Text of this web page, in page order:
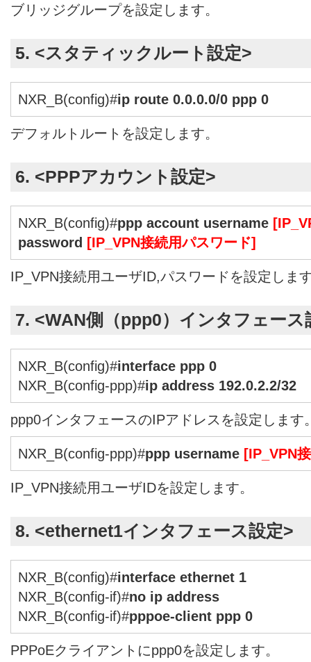
ブリッジグループを設定します。
5. <スタティックルート設定>
NXR_B(config)#ip route 0.0.0.0/0 ppp 0
デフォルトルートを設定します。
6. <PPPアカウント設定>
NXR_B(config)#ppp account username
password [IP_VPN接続用パスワード]
IP_VPN接続用ユーザID,パスワードを設定しま
7. <WAN側（ppp0）インタフェース
NXR_B(config)#interface ppp 0
NXR_B(config-ppp)#ip address 192.0.2.2/32
ppp0インタフェースのIPアドレスを設定します
NXR_B(config-ppp)#ppp username [IP_VPN
IP_VPN接続用ユーザIDを設定します。
8. <ethernet1インタフェース設定>
NXR_B(config)#interface ethernet 1
NXR_B(config-if)#no ip address
NXR_B(config-if)#pppoe-client ppp 0
PPPoEクライアントにppp0を設定します。